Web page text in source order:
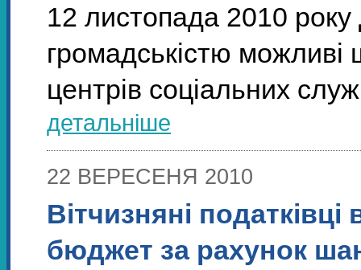
12 листопада 2010
громадськістю
центрів соціальних
детальніше
22 ВЕРЕСЕНЯ 2010
Вітчизняні
бюджет за рахунок